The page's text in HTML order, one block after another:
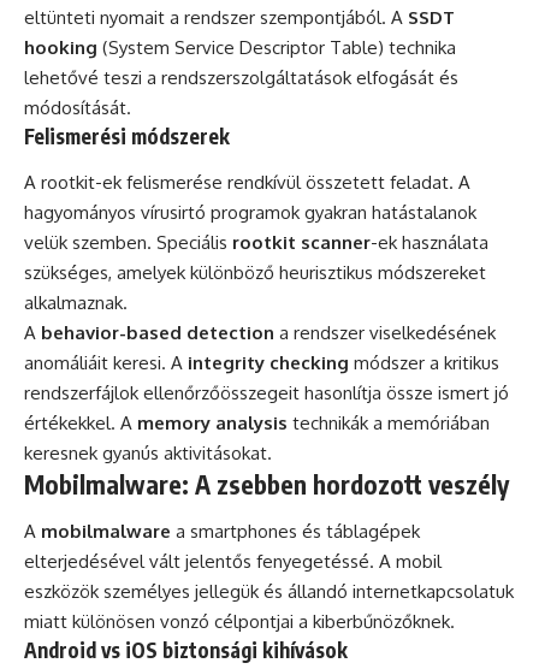
eltünteti nyomait a rendszer szempontjából. A SSDT
hooking (System Service Descriptor Table) technika
lehetővé teszi a rendszerszolgáltatások elfogását és
módosítását.
Felismerési módszerek
A rootkit-ek felismerése rendkívül összetett feladat. A
hagyományos vírusirtó programok gyakran hatástalanok
velük szemben. Speciális rootkit scanner-ek használata
szükséges, amelyek különböző heurisztikus módszereket
alkalmaznak.
A behavior-based detection a rendszer viselkedésének
anomáliáit keresi. A integrity checking módszer a kritikus
rendszerfájlok ellenőrzőösszegeit hasonlítja össze ismert jó
értékekkel. A memory analysis technikák a memóriában
keresnek gyanús aktivitásokat.
Mobilmalware: A zsebben hordozott veszély
A mobilmalware a smartphones és táblagépek
elterjedésével vált jelentős fenyegetéssé. A mobil
eszközök személyes jellegük és állandó internetkapcsolatuk
miatt különösen vonzó célpontjai a kiberbűnözőknek.
Android vs iOS biztonsági kihívások